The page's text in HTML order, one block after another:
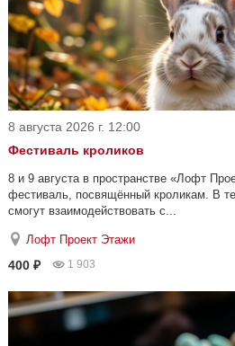
8 августа 2026 г. 12:00
Фестиваль кроликов
8 и 9 августа в пространстве «Лофт
фестиваль, посвящённый кроликам. В
смогут взаимодействовать с...
Лофт Проект Этажи
400 ₽ 1 903